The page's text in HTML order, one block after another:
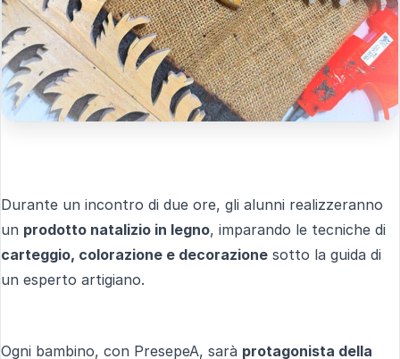
Durante un incontro di due ore, gli alunni realizzeranno
un prodotto natalizio in legno, imparando le tecniche di
carteggio, colorazione e decorazione sotto la guida di
un esperto artigiano.
Ogni bambino, con PresepeA, sarà protagonista della